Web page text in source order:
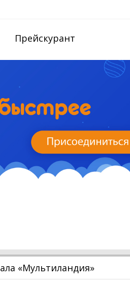
Прейскурант
«Мультиландия»